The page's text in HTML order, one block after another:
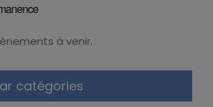
à venir.
catégories